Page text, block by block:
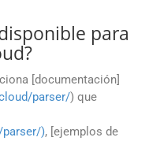
para
[documentación]
parser/) que
parser/), [ejemplos de